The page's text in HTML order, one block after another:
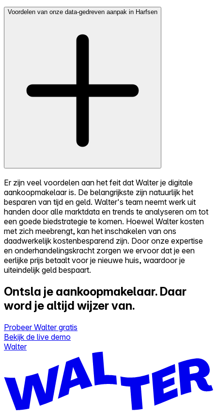
Voordelen van onze data-gedreven aanpak in Harfsen
Er zijn veel voordelen aan het feit dat Walter je digitale
aankoopmakelaar is. De belangrijkste zijn natuurlijk het
besparen van tijd en geld. Walter's team neemt werk uit
handen door alle marktdata en trends te analyseren om tot
een goede biedstrategie te komen. Hoewel Walter kosten
met zich meebrengt, kan het inschakelen van ons
daadwerkelijk kostenbesparend zijn. Door onze expertise
en onderhandelingskracht zorgen we ervoor dat je een
eerlijke prijs betaalt voor je nieuwe huis, waardoor je
uiteindelijk geld bespaart.
Ontsla je aankoopmakelaar. Daar
word je altijd wijzer van.
Probeer Walter gratis
Bekijk de live demo
Walter